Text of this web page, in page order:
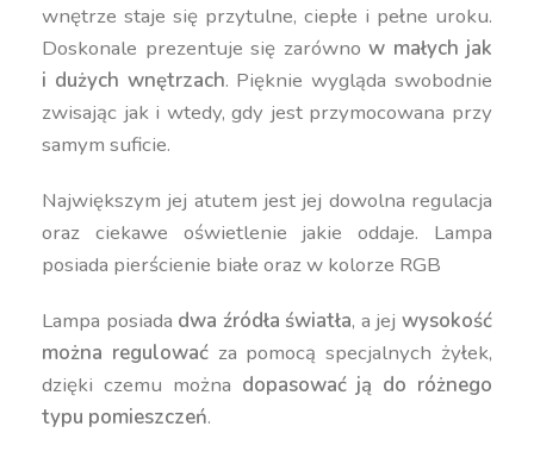
wnętrze staje się przytulne, ciepłe i pełne uroku.
Doskonale prezentuje się zarównow małych jak
i dużych wnętrzach. Pięknie wygląda swobodnie
zwisając jak i wtedy, gdy jest przymocowana przy
samym suficie.
Największym jej atutem jest jej dowolna regulacja
oraz ciekawe oświetlenie jakie oddaje. Lampa
posiada pierścienie białe oraz w kolorze RGB
Lampa posiada dwa źródła światła, a jejwysokość
można regulowaćza pomocą specjalnych żyłek,
dzięki czemu można dopasować ją do różnego
typu pomieszczeń.